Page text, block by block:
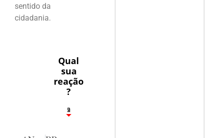
sentido da
cidadania.
Qual
sua
reação
?
3
1
2
9